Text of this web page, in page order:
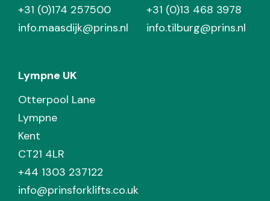
+31 (0)174 257500
info.maasdijk@prins.nl
+31 (0)13 468 3978
info.tilburg@prins.nl
Lympne UK
Otterpool Lane
Lympne
Kent
CT21 4LR
+44 1303 237122
info@prinsforklifts.co.uk